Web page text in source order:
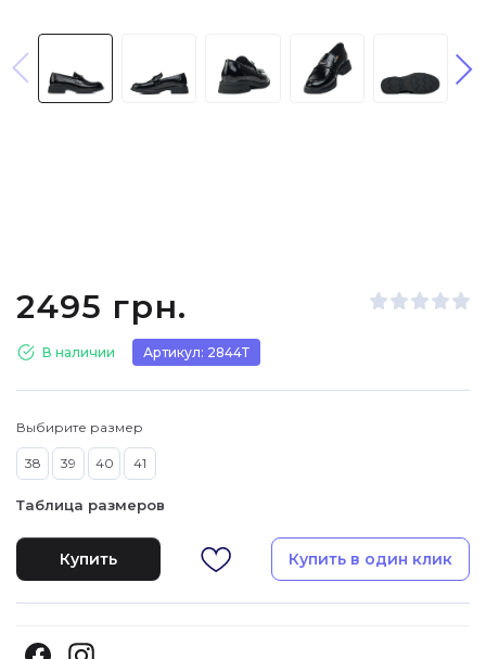
2495 грн.
В наличии Артикул: 2844Т
Выбирите размер
38 39 40 41
Таблица размеров
Купить Купить в один клик